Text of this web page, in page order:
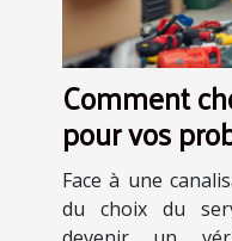
Comment
pour vos
Face à une
du choix du